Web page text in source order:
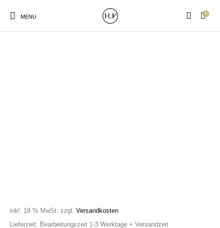
MENU
0
inkl. 19 % MwSt. zzgl.Versandkosten
Lieferzeit: Bearbeitungszeit 1-3 Werktage + Versandzeit